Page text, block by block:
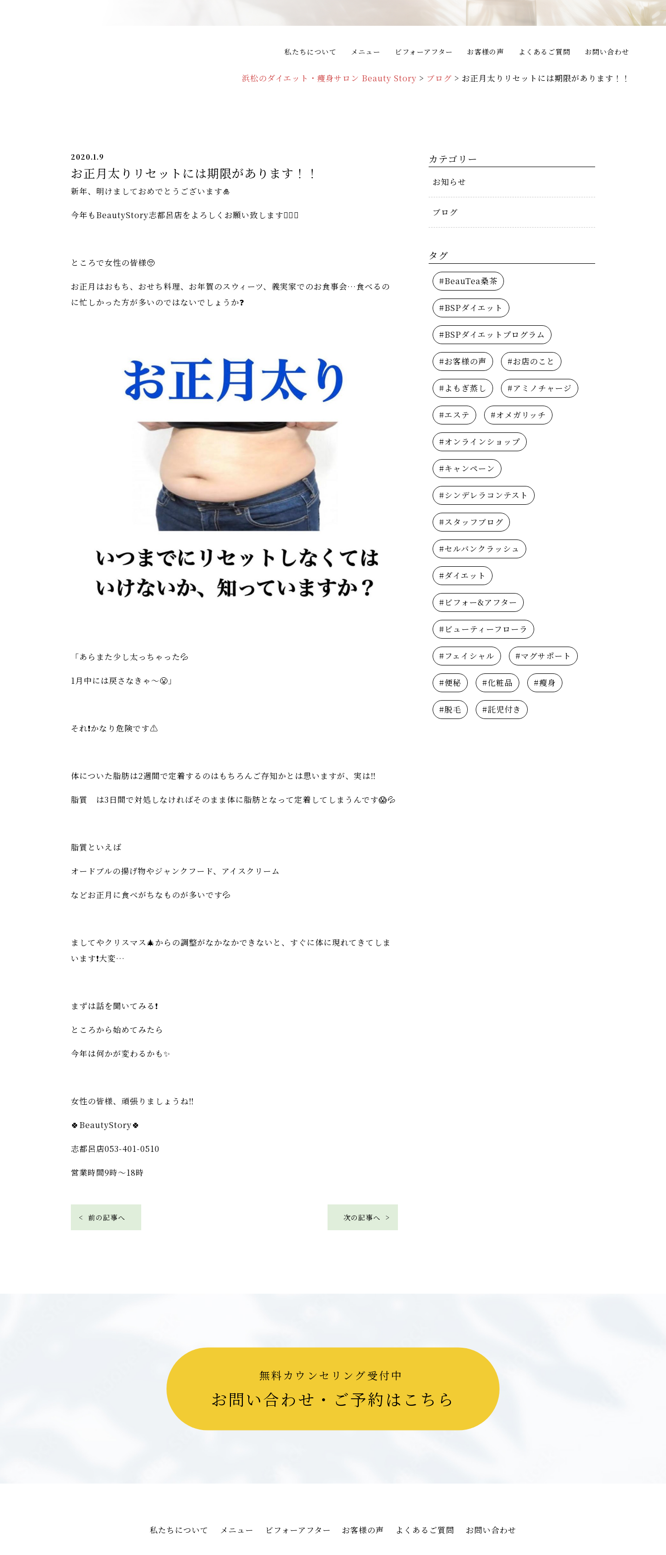
私たちについて メニュー ビフォーアフター お客様の声 よくあるご質問 お問い合わせ
浜松のダイエット・痩身サロン Beauty Story > ブログ > お正月太りリセットには期限があります！！
2020.1.9
お正月太りリセットには期限があります！！
新年、明けましておめでとうございます🎍
今年もBeautyStory志都呂店をよろしくお願い致します🙇‍♀️✨
ところで女性の皆様🥺
お正月はおもち、おせち料理、お年賀のスウィーツ、義実家でのお食事会…食べるの
に忙しかった方が多いのではないでしょうか❓
「あらまた少し太っちゃった💦
1月中には戻さなきゃ〜😤」
それ❗️かなり危険です⚠️
体についた脂肪は2週間で定着するのはもちろんご存知かとは思いますが、実は‼️
脂質 は3日間で対処しなければそのまま体に脂肪となって定着してしまうんです😱💦
脂質といえば
オードブルの揚げ物やジャンクフード、アイスクリーム
などお正月に食べがちなものが多いです💦
ましてやクリスマス🎄からの調整がなかなかできないと、すぐに体に現れてきてしま
います❗️大変…
まずは話を聞いてみる❗️
ところから始めてみたら
今年は何かが変わるかも✨
女性の皆様、頑張りましょうね‼️
🍀BeautyStory🍀
志都呂店053-401-0510
営業時間9時〜18時
< 前の記事へ 次の記事へ >
カテゴリー
お知らせ
ブログ
タグ
#BeauTea桑茶
#BSPダイエット
#BSPダイエットプログラム
#お客様の声 #お店のこと
#よもぎ蒸し #アミノチャージ
#エステ #オメガリッチ
#オンラインショップ
#キャンペーン
#シンデレラコンテスト
#スタッフブログ
#セルバンクラッシュ
#ダイエット
#ビフォー&アフター
#ビューティーフローラ
#フェイシャル #マグサポート
#便秘 #化粧品 #瘦身
#脱毛 #託児付き
無料カウンセリング受付中
お問い合わせ・ご予約はこちら
私たちについて メニュー ビフォーアフター お客様の声 よくあるご質問 お問い合わせ